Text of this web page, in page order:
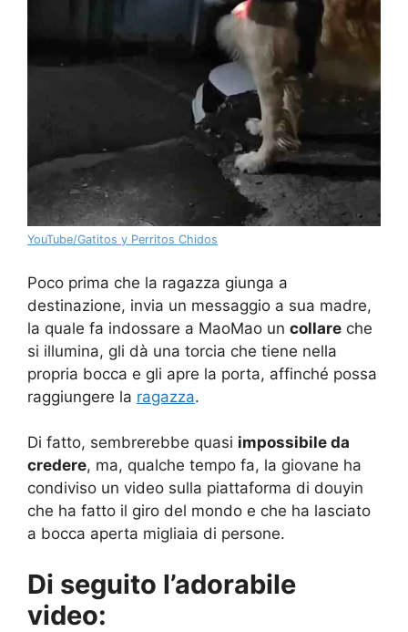
YouTube/Gatitos y Perritos Chidos
Poco prima che la ragazza giunga a
destinazione, invia un messaggio a sua madre,
la quale fa indossare a MaoMao un collare che
si illumina, gli dà una torcia che tiene nella
propria bocca e gli apre la porta, affinché possa
raggiungere la ragazza.
Di fatto, sembrerebbe quasi impossibile da
credere, ma, qualche tempo fa, la giovane ha
condiviso un video sulla piattaforma di douyin
che ha fatto il giro del mondo e che ha lasciato
a bocca aperta migliaia di persone.
Di seguito l’adorabile
video: